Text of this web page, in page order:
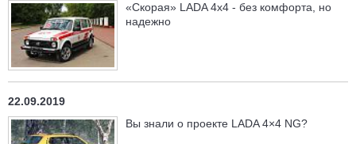
«Скорая» LADA 4x4 - без комфорта, но
надежно
22.09.2019
Вы знали о проекте LADA 4×4 NG?